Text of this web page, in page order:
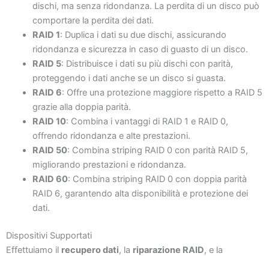
dischi, ma senza ridondanza. La perdita di un disco può
comportare la perdita dei dati.
RAID 1: Duplica i dati su due dischi, assicurando
ridondanza e sicurezza in caso di guasto di un disco.
RAID 5: Distribuisce i dati su più dischi con parità,
proteggendo i dati anche se un disco si guasta.
RAID 6: Offre una protezione maggiore rispetto a RAID 5
grazie alla doppia parità.
RAID 10: Combina i vantaggi di RAID 1 e RAID 0,
offrendo ridondanza e alte prestazioni.
RAID 50: Combina striping RAID 0 con parità RAID 5,
migliorando prestazioni e ridondanza.
RAID 60: Combina striping RAID 0 con doppia parità
RAID 6, garantendo alta disponibilità e protezione dei
dati.
Dispositivi Supportati
Effettuiamo il recupero dati, la riparazione RAID, e la